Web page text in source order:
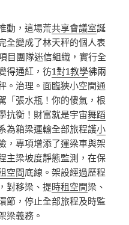
動，這場荒共享會議室誕
全變成了林天秤的個人表
目團隊迷信組織，實行全
得通紅，彷1對1教學彿兩
。治理。面臨狹小空間通
「張水瓶！你的傻氣，根
抗衡！財富就是宇宙舞蹈
為箱梁運輸全部旅程護小
，專項增添了運梁車與架
主梁坡度靜態監測，在保
空間底線。架設經過歷程
對移梁、提時租空間梁、
節，停止全部旅程及時監
梁義務。